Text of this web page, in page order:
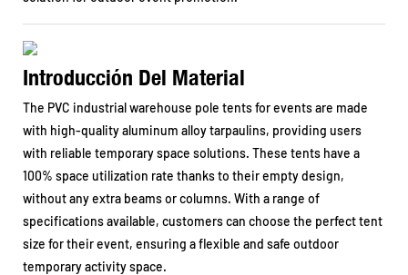
Introducción Del Material
The PVC industrial warehouse pole tents for events are made
with high-quality aluminum alloy tarpaulins, providing users
with reliable temporary space solutions. These tents have a
100% space utilization rate thanks to their empty design,
without any extra beams or columns. With a range of
specifications available, customers can choose the perfect tent
size for their event, ensuring a flexible and safe outdoor
temporary activity space.